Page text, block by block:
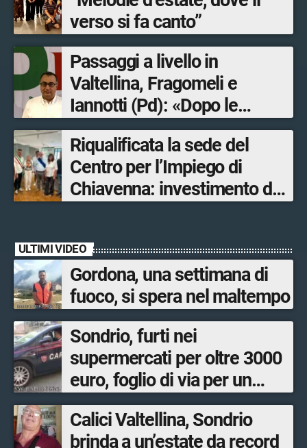
verso si fa canto”
Passaggi a livello in
Valtellina, Fragomeli e
Iannotti (Pd): «Dopo le
Olimpiadi solo un terzo delle
opere sostitutive sarà
ultimato entro il 2026»
Riqualificata la sede del
Centro per l’Impiego di
Chiavenna: investimento da
ULTIMI VIDEO
Gordona, una settimana di
fuoco, si spera nel maltempo
Sondrio, furti nei
supermercati per oltre 3000
euro, foglio di via per un
ventinovenne
Calici Valtellina, Sondrio
brinda a un’estate da record